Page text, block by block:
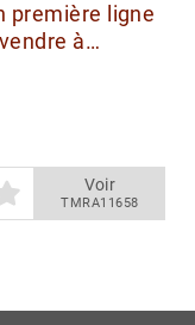
première ligne
à
Voir
TMRA11658